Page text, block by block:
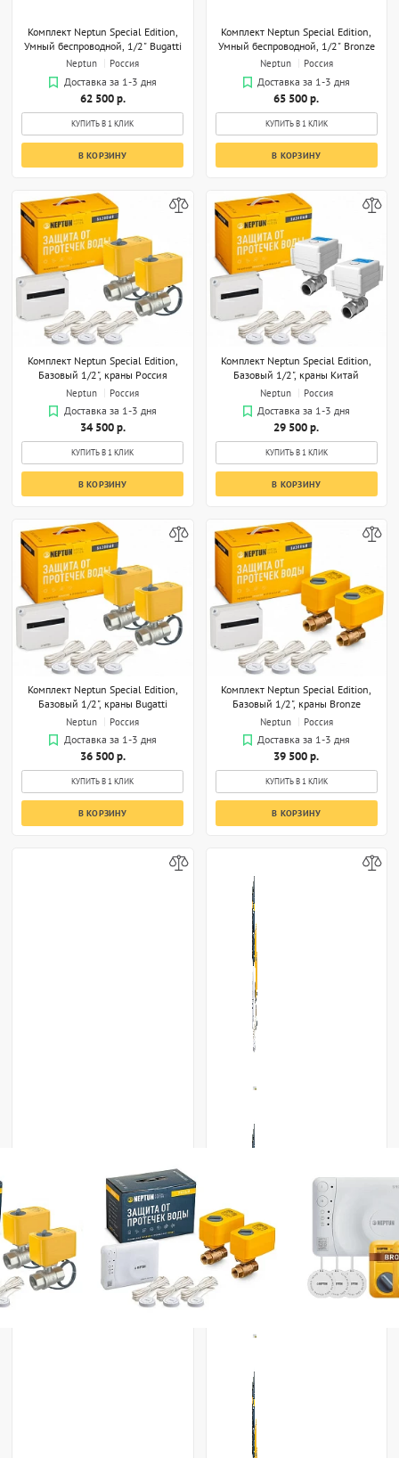
Комплект Neptun Special Edition,
Умный беспроводной, 1/2" Bugatti
Neptun
Россия
Доставка за 1-3 дня
62 500 р.
КУПИТЬ В 1 КЛИК
В КОРЗИНУ
Комплект Neptun Special Edition,
Умный беспроводной, 1/2" Bronze
Neptun
Россия
Доставка за 1-3 дня
65 500 р.
КУПИТЬ В 1 КЛИК
В КОРЗИНУ
Комплект Neptun Special Edition,
Базовый 1/2", краны Россия
Neptun
Россия
Доставка за 1-3 дня
34 500 р.
КУПИТЬ В 1 КЛИК
В КОРЗИНУ
Комплект Neptun Special Edition,
Базовый 1/2", краны Китай
Neptun
Россия
Доставка за 1-3 дня
29 500 р.
КУПИТЬ В 1 КЛИК
В КОРЗИНУ
Комплект Neptun Special Edition,
Базовый 1/2", краны Bugatti
Neptun
Россия
Доставка за 1-3 дня
36 500 р.
КУПИТЬ В 1 КЛИК
В КОРЗИНУ
Комплект Neptun Special Edition,
Базовый 1/2", краны Bronze
Neptun
Россия
Доставка за 1-3 дня
39 500 р.
КУПИТЬ В 1 КЛИК
В КОРЗИНУ